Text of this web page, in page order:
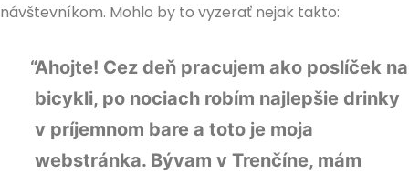
návštevníkom. Mohlo by to vyzerať nejak takto:
Ahojte! Cez deň pracujem ako poslíček na
bicykli, po nociach robím najlepšie drinky
v príjemnom bare a toto je moja
webstránka. Bývam v Trenčíne, mám